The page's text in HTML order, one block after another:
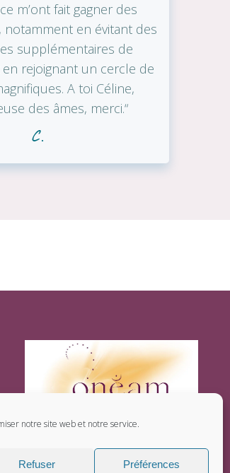
notre site web et notre service.
Refuser Préférences
m’ont fait gagner des
notamment en évitant des
supplémentaires de
rejoignant un cercle de
A toi Céline,
des âmes, merci.“
C.